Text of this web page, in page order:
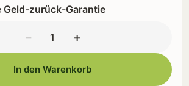
Geld-zurück-Garantie
− +
In den Warenkorb